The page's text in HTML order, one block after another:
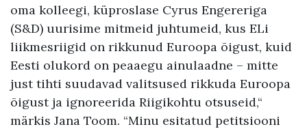
oma kolleegi, küproslase Cyrus Engereriga
(S&D) uurisime mitmeid juhtumeid, kus ELi
liikmesriigid on rikkunud Euroopa õigust, kuid
Eesti olukord on peaaegu ainulaadne – mitte
just tihti suudavad valitsused rikkuda Euroopa
õigust ja ignoreerida Riigikohtu otsuseid,“
märkis Jana Toom. “Minu esitatud petitsiooni